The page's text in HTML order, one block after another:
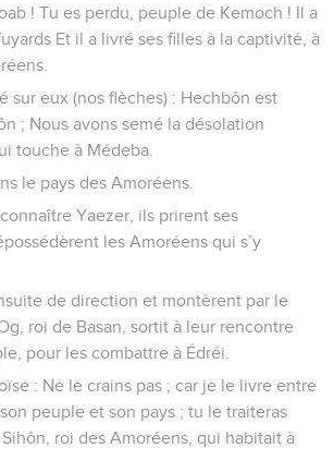
! Tu es perdu, peuple de Kemoch ! Il a
Et il a livré ses filles à la captivité, à
sur eux (nos flèches) : Hechbôn est
; Nous avons semé la désolation
touche à Médeba.
le pays des Amoréens.
Yaezer, ils prirent ses
les Amoréens qui s’y
de direction et montèrent par le
roi de Basan, sortit à leur rencontre
pour les combattre à Édréi.
: Ne le crains pas ; car je le livre entre
peuple et son pays ; tu le traiteras
roi des Amoréens, qui habitait à